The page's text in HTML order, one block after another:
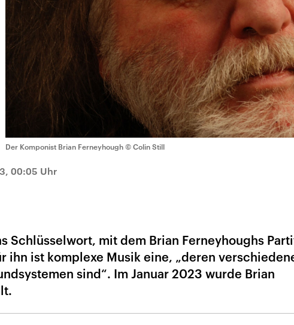
Der Komponist Brian Ferneyhough © Colin Still
00:05 Uhr
Schlüsselwort, mit dem Brian Ferneyhoughs
ihn ist komplexe Musik eine, „deren
sind“. Im Januar 2023 wurde Brian